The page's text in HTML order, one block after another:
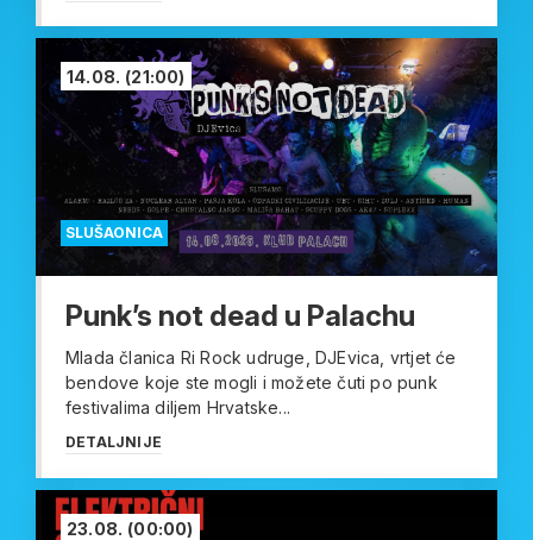
SLUŠAONICA
14.08. (21:00)
Punk’s not dead u Palachu
Mlada članica Ri Rock udruge, DJEvica, vrtjet će
bendove koje ste mogli i možete čuti po punk
festivalima diljem Hrvatske...
DETALJNIJE
23.08. (00:00)